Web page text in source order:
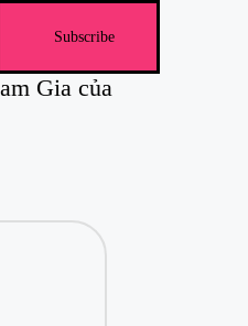
Subscribe
Gia của